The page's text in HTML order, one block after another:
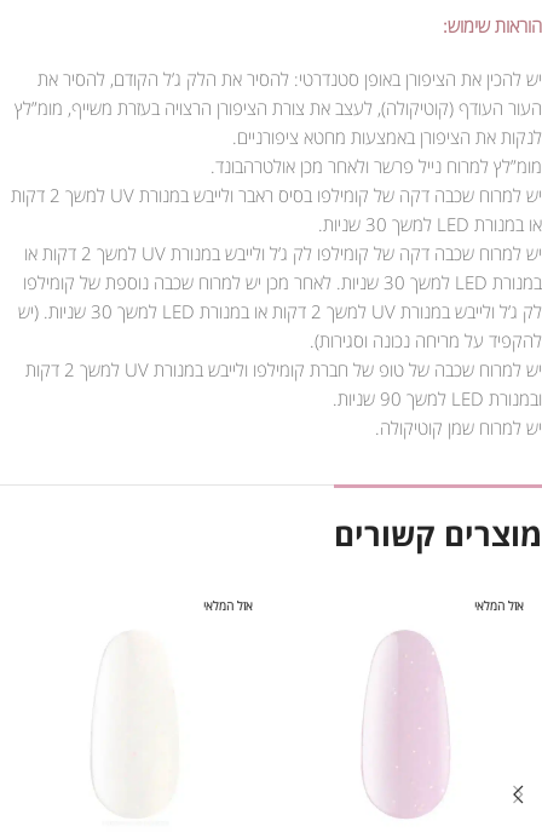
הוראות שימוש:
יש להכין את הציפורן באופן סטנדרטי: להסיר את הלק ג’ל הקודם, להסיר את
העור העודף (קוטיקולה), לעצב את צורת הציפורן הרצויה בעזרת משייף, מומ”לץ
לנקות את הציפורן באמצעות מחטא ציפורניים.
מומ”לץ למרוח נייל פרשר ולאחר מכן אולטרהבונד.
יש למרוח שכבה דקה של קומילפו בסיס ראבר ולייבש במנורת UV למשך 2 דקות
או במנורת LED למשך 30 שניות.
יש למרוח שכבה דקה של קומילפו לק ג’ל ולייבש במנורת UV למשך 2 דקות או
במנורת LED למשך 30 שניות. לאחר מכן יש למרוח שכבה נוספת של קומילפו
לק ג’ל ולייבש במנורת UV למשך 2 דקות או במנורת LED למשך 30 שניות. (יש
להקפיד על מריחה נכונה וסגירות).
יש למרוח שכבה של טופ של חברת קומילפו ולייבש במנורת UV למשך 2 דקות
ובמנורת LED למשך 90 שניות.
יש למרוח שמן קוטיקולה.
מוצרים קשורים
אזל המלאי אזל המלאי